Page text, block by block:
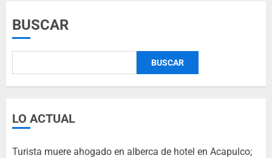
BUSCAR
BUSCAR
LO ACTUAL
Turista muere ahogado en alberca de hotel en Acapulco;